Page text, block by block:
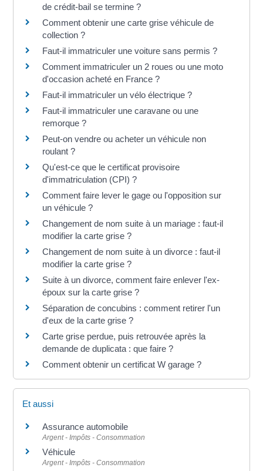
de crédit-bail se termine ?
Comment obtenir une carte grise véhicule de
collection ?
Faut-il immatriculer une voiture sans permis ?
Comment immatriculer un 2 roues ou une moto
d'occasion acheté en France ?
Faut-il immatriculer un vélo électrique ?
Faut-il immatriculer une caravane ou une
remorque ?
Peut-on vendre ou acheter un véhicule non
roulant ?
Qu'est-ce que le certificat provisoire
d'immatriculation (CPI) ?
Comment faire lever le gage ou l'opposition sur
un véhicule ?
Changement de nom suite à un mariage : faut-il
modifier la carte grise ?
Changement de nom suite à un divorce : faut-il
modifier la carte grise ?
Suite à un divorce, comment faire enlever l'ex-
époux sur la carte grise ?
Séparation de concubins : comment retirer l'un
d'eux de la carte grise ?
Carte grise perdue, puis retrouvée après la
demande de duplicata : que faire ?
Comment obtenir un certificat W garage ?
Et aussi
Assurance automobile
Argent - Impôts - Consommation
Véhicule
Argent - Impôts - Consommation